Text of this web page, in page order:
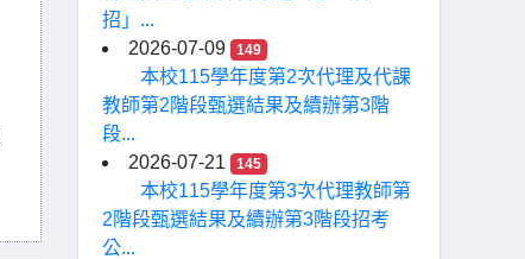
招」...
2026-07-09
149
本校115學年度第2次代理及代課
教師第2階段甄選結果及續辦第3階
段...
2026-07-21
145
本校115學年度第3次代理教師第
2階段甄選結果及續辦第3階段招考
公...